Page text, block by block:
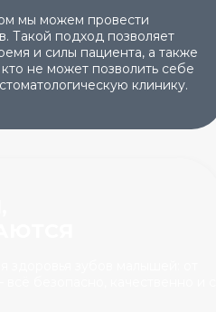
мы можем провести
Такой подход позволяет
и силы пациента, а также
не может позволить себе
клинику.